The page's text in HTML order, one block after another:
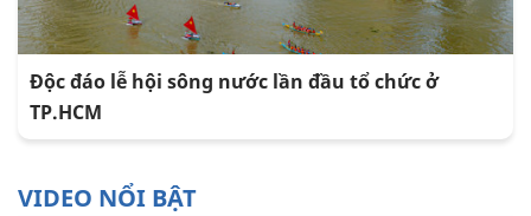
Độc đáo lễ hội sông nước lần đầu tổ chức ở
TP.HCM
VIDEO NỔI BẬT